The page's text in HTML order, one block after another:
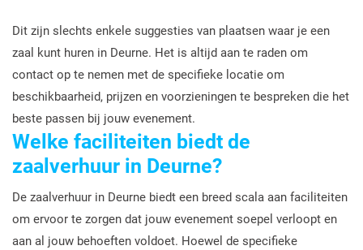
Dit zijn slechts enkele suggesties van plaatsen waar je een
zaal kunt huren in Deurne. Het is altijd aan te raden om
contact op te nemen met de specifieke locatie om
beschikbaarheid, prijzen en voorzieningen te bespreken die het
beste passen bij jouw evenement.
Welke faciliteiten biedt de
zaalverhuur in Deurne?
De zaalverhuur in Deurne biedt een breed scala aan faciliteiten
om ervoor te zorgen dat jouw evenement soepel verloopt en
aan al jouw behoeften voldoet. Hoewel de specifieke